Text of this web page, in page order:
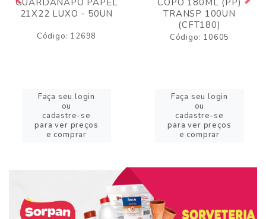
21X22 LUXO - 50UN
Código: 12698
Faça seu login
ou
cadastre-se
para ver preços
e comprar
TRANSP 100UN
(CFT180)
Código: 10605
Faça seu login
ou
cadastre-se
para ver preços
e comprar